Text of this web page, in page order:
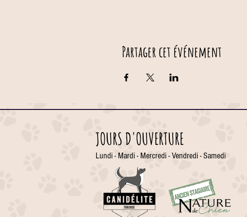
Partager cet événement
JOURS D'OUVERTURE
Lundi - Mardi - Mercredi - Vendredi - Samedi